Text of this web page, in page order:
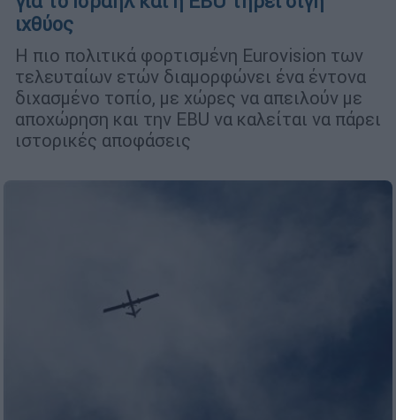
ιχθύος
Η πιο πολιτικά φορτισμένη Eurovision των
τελευταίων ετών διαμορφώνει ένα έντονα
διχασμένο τοπίο, με χώρες να απειλούν με
αποχώρηση και την EBU να καλείται να πάρει
ιστορικές αποφάσεις